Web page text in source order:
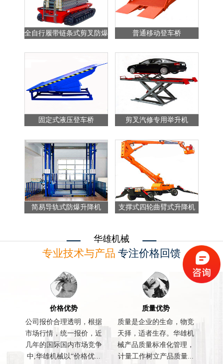
全自行履带链条式剪叉防爆
普通移动登车桥
固定式液压登车桥 剪叉汽修专用举升机
简易导轨式防爆升降机 支撑式四轮曲臂式升降机
华雄机械
专业技术与产品 专注价格回馈
价格优势
公司报价合理透明，根据
市场行情，统一报价，近
几年的国际国内市场竞争
中,华雄机械以“价格优...
质量优势
质量是企业的生命，物竞
天择，适者生存。华雄机
械产品质量标准化管理，
计量工作树立产品质量...